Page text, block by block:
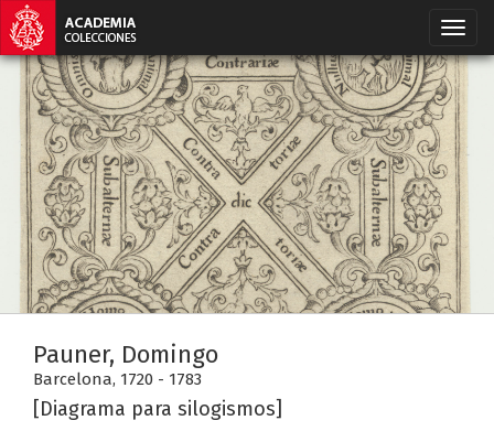
Pauner, Domingo
Barcelona, 1720 - 1783
[Diagrama para silogismos]